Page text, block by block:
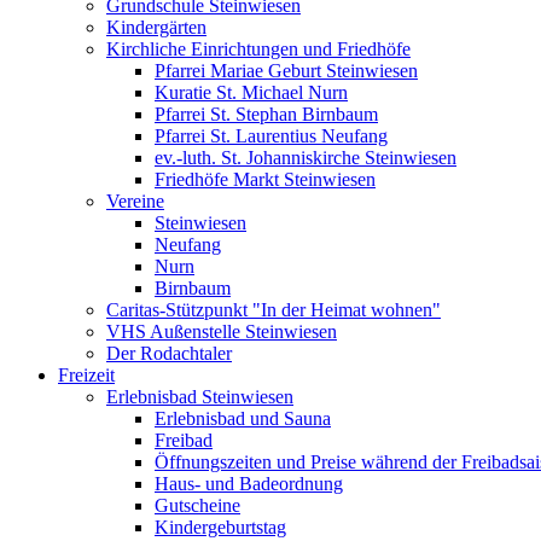
Grundschule Steinwiesen
Kindergärten
Kirchliche Einrichtungen und Friedhöfe
Pfarrei Mariae Geburt Steinwiesen
Kuratie St. Michael Nurn
Pfarrei St. Stephan Birnbaum
Pfarrei St. Laurentius Neufang
ev.-luth. St. Johanniskirche Steinwiesen
Friedhöfe Markt Steinwiesen
Vereine
Steinwiesen
Neufang
Nurn
Birnbaum
Caritas-Stützpunkt "In der Heimat wohnen"
VHS Außenstelle Steinwiesen
Der Rodachtaler
Freizeit
Erlebnisbad Steinwiesen
Erlebnisbad und Sauna
Freibad
Öffnungszeiten und Preise während der
Haus- und Badeordnung
Gutscheine
Kindergeburtstag